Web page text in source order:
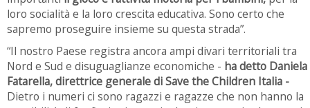
loro socialità e la loro crescita educativa. Sono certo che
sapremo proseguire insieme su questa strada”.
“Il nostro Paese registra ancora ampi divari territoriali tra
Nord e Sud e disuguaglianze economiche - ha detto Daniela
Fatarella, direttrice generale di Save the Children Italia -
Dietro i numeri ci sono ragazzi e ragazze che non hanno la